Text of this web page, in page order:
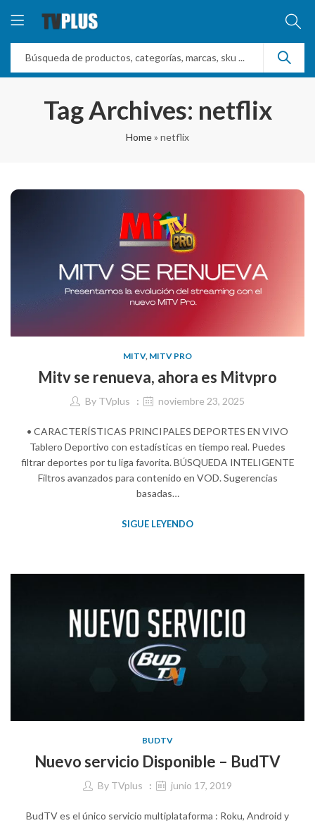
Tag Archives: netflix
Home» netflix
MITV, MITV PRO
Mitv se renueva, ahora es Mitvpro
By TVplus noviembre 23, 2025
• CARACTERÍSTICAS PRINCIPALES DEPORTES EN VIVO
Tablero Deportivo con estadísticas en tiempo real. Puedes
filtrar deportes por tu liga favorita. BÚSQUEDA INTELIGENTE
Filtros avanzados para contenido en VOD. Sugerencias
basadas…
SIGUE LEYENDO
BUDTV
Nuevo servicio Disponible – BudTV
By TVplus junio 17, 2019
BudTV es el único servicio multiplataforma : Roku, Android y